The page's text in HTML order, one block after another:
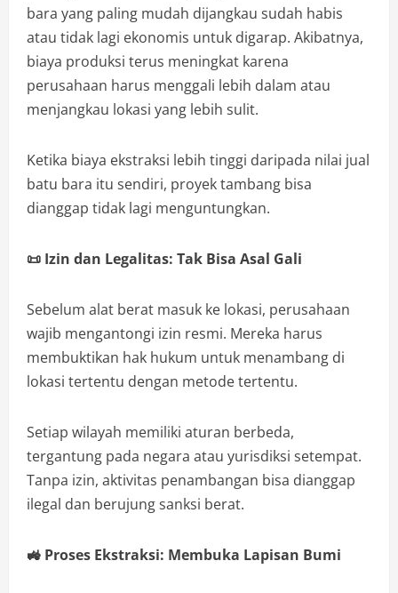
bara yang paling mudah dijangkau sudah habis
atau tidak lagi ekonomis untuk digarap. Akibatnya,
biaya produksi terus meningkat karena
perusahaan harus menggali lebih dalam atau
menjangkau lokasi yang lebih sulit.
Ketika biaya ekstraksi lebih tinggi daripada nilai jual
batu bara itu sendiri, proyek tambang bisa
dianggap tidak lagi menguntungkan.
📜 Izin dan Legalitas: Tak Bisa Asal Gali
Sebelum alat berat masuk ke lokasi, perusahaan
wajib mengantongi izin resmi. Mereka harus
membuktikan hak hukum untuk menambang di
lokasi tertentu dengan metode tertentu.
Setiap wilayah memiliki aturan berbeda,
tergantung pada negara atau yurisdiksi setempat.
Tanpa izin, aktivitas penambangan bisa dianggap
ilegal dan berujung sanksi berat.
🚜 Proses Ekstraksi: Membuka Lapisan Bumi